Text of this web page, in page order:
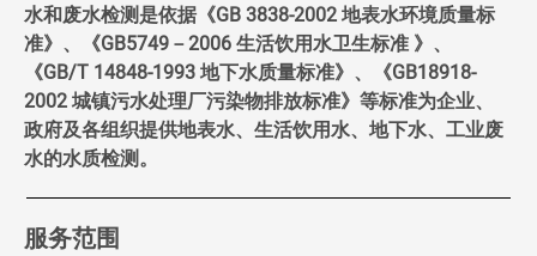
水和废水检测是依据《GB 3838-2002 地表水环境质量标
准》、《GB5749－2006 生活饮用水卫生标准 》、
《GB/T 14848-1993 地下水质量标准》、《GB18918-
2002 城镇污水处理厂污染物排放标准》等标准为企业、
政府及各组织提供地表水、生活饮用水、地下水、工业废
水的水质检测。
服务范围